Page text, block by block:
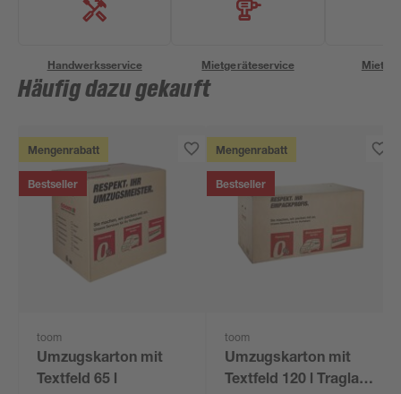
Handwerksservice Mietgeräteservice
Häufig dazu gekauft
Mengenrabatt
Bestseller
toom
Umzugskarton mit
Textfeld 65 l
Mengenrabatt
Bestseller
toom
Umzugskarton mit
Textfeld 120 l Traglast